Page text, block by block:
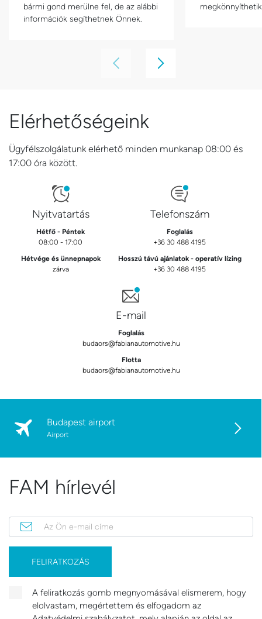
bármi gond merülne fel, de az alábbi
információk segíthetnek Önnek.
Elérhetőségeink
Ügyfélszolgálatunk elérhető minden munkanap 08:00 és
17:00 óra között.
Nyitvatartás
Hétfő - Péntek
08:00 - 17:00
Hétvége és ünnepnapok
zárva
Telefonszám
Foglalás
+36 30 488 4195
Hosszú távú ajánlatok - operatív lízing
+36 30 488 4195
E-mail
Foglalás
budaors@fabianautomotive.hu
Flotta
budaors@fabianautomotive.hu
Budapest airport
Airport
FAM hírlevél
Az Ön e-mail címe
FELIRATKOZÁS
A feliratkozás gomb megnyomásával elismerem, hogy
elolvastam, megértettem és elfogadom az